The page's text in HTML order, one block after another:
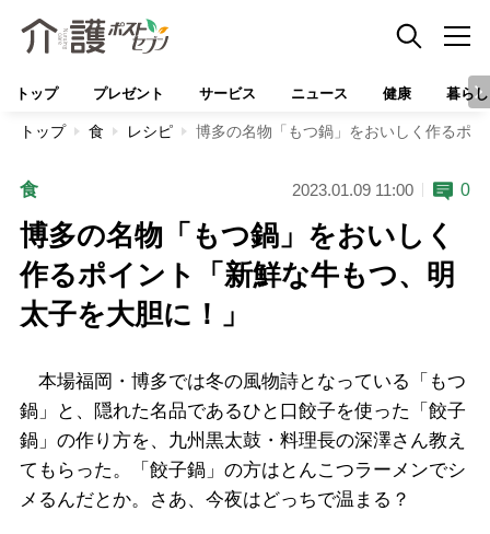
トップ プレゼント サービス ニュース 健康 暮らし
トップ 食 レシピ 博多の名物「もつ鍋」をおいしく作るポ
食 2023.01.09 11:00 0
博多の名物「もつ鍋」をおいしく
作るポイント「新鮮な牛もつ、明
太子を大胆に！」
本場福岡・博多では冬の風物詩となっている「もつ
鍋」と、隠れた名品であるひと口餃子を使った「餃子
鍋」の作り方を、九州黒太鼓・料理長の深澤さん教え
てもらった。「餃子鍋」の方はとんこつラーメンでシ
メるんだとか。さあ、今夜はどっちで温まる？